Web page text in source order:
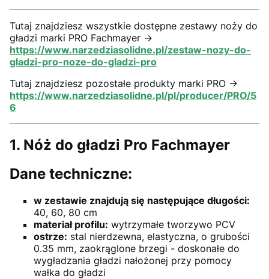
Tutaj znajdziesz wszystkie dostępne zestawy noży do
gładzi marki PRO Fachmayer ->
https://www.narzedziasolidne.pl/zestaw-nozy-do-
gladzi-pro-noze-do-gladzi-pro
Tutaj znajdziesz pozostałe produkty marki PRO ->
https://www.narzedziasolidne.pl/pl/producer/PRO/5
6
1. Nóż do gładzi Pro Fachmayer
Dane techniczne:
w zestawie znajdują się następujące długości:
40, 60, 80 cm
materiał profilu: wytrzymałe tworzywo PCV
ostrze: stal nierdzewna, elastyczna, o grubości
0.35 mm, zaokrąglone brzegi - doskonałe do
wygładzania gładzi nałożonej przy pomocy
wałka do gładzi